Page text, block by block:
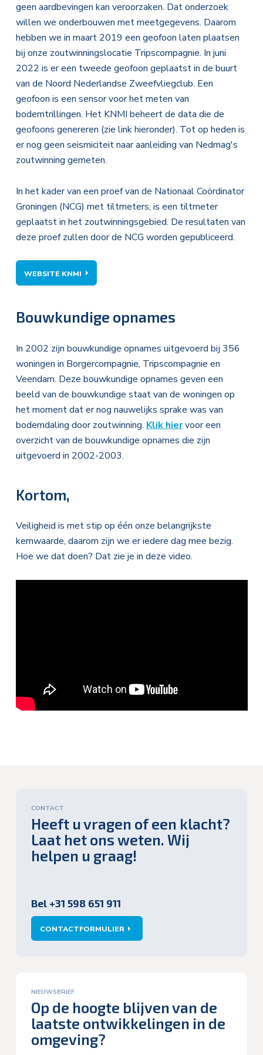
geen aardbevingen kan veroorzaken. Dat onderzoek
willen we onderbouwen met meetgegevens. Daarom
hebben we in maart 2019 een geofoon laten plaatsen
bij onze zoutwinningslocatie Tripscompagnie. In juni
2022 is er een tweede geofoon geplaatst in de buurt
van de Noord Nederlandse Zweefvliegclub. Een
geofoon is een sensor voor het meten van
bodemtrillingen. Het KNMI beheert de data die de
geofoons genereren (zie link hieronder). Tot op heden is
er nog geen seismiciteit naar aanleiding van Nedmag's
zoutwinning gemeten.
In het kader van een proef van de Nationaal Coördinator
Groningen (NCG) met tiltmeters, is een tiltmeter
geplaatst in het zoutwinningsgebied. De resultaten van
deze proef zullen door de NCG worden gepubliceerd.
WEBSITE KNMI
Bouwkundige opnames
In 2002 zijn bouwkundige opnames uitgevoerd bij 356
woningen in Borgercompagnie, Tripscompagnie en
Veendam. Deze bouwkundige opnames geven een
beeld van de bouwkundige staat van de woningen op
het moment dat er nog nauwelijks sprake was van
bodemdaling door zoutwinning. Klik hiervoor een
overzicht van de bouwkundige opnames die zijn
uitgevoerd in 2002-2003.
Kortom,
Veiligheid is met stip op één onze belangrijkste
kernwaarde, daarom zijn we er iedere dag mee bezig.
Hoe we dat doen? Dat zie je in deze video.
Heeft u vragen of een klacht?
Laat het ons weten. Wij
helpen u graag!
CONTACT
Bel +31 598 651 911
CONTACTFORMULIER
Op de hoogte blijven van de
laatste ontwikkelingen in de
omgeving?
NIEUWSBRIEF